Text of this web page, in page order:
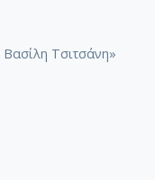
Τσιτσάνη»